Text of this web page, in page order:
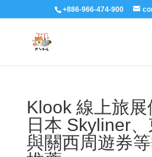
+886-966-474-900
Klook 線上旅展
日本 Skyliner
與關西周遊券